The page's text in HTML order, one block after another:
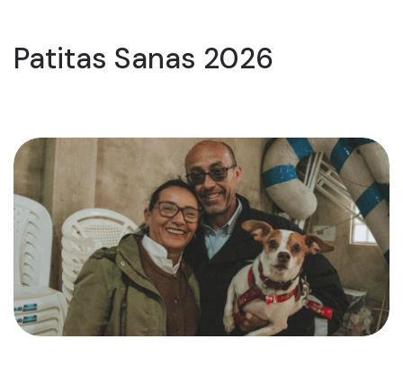
Patitas Sanas 2026